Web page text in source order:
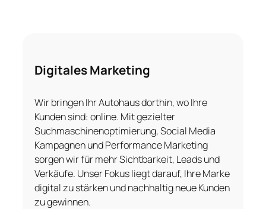
Digitales Marketing
Wir bringen Ihr Autohaus dorthin, wo Ihre
Kunden sind: online. Mit gezielter
Suchmaschinenoptimierung, Social Media
Kampagnen und Performance Marketing
sorgen wir für mehr Sichtbarkeit, Leads und
Verkäufe. Unser Fokus liegt darauf, Ihre Marke
digital zu stärken und nachhaltig neue Kunden
zu gewinnen.